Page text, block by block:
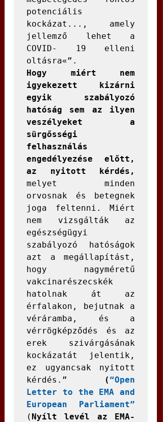
potenciális
kockázat..., amely
jellemző lehet a
COVID- 19 elleni
Hogy miért nem
igyekezett kizárni
egyik szabályozó
hatóság sem az ilyen
veszélyeket a
sürgősségi
felhasználás
engedélyezése előtt,
melyet minden
orvosnak és betegnek
joga feltenni. Miért
nem vizsgálták az
egészségügyi
szabályozó hatóságok
azt a megállapítást,
hogy nagyméretű
vakcinarészecskék
hatolnak át az
érfalakon, bejutnak a
véráramba, és a
vérrögképződés és az
erek szivárgásának
kockázatát jelentik,
ez ugyancsak nyitott
kérdés.”
( “Open
Letter to the EMA and
European Parliament”
( Nyílt levél az EMA-